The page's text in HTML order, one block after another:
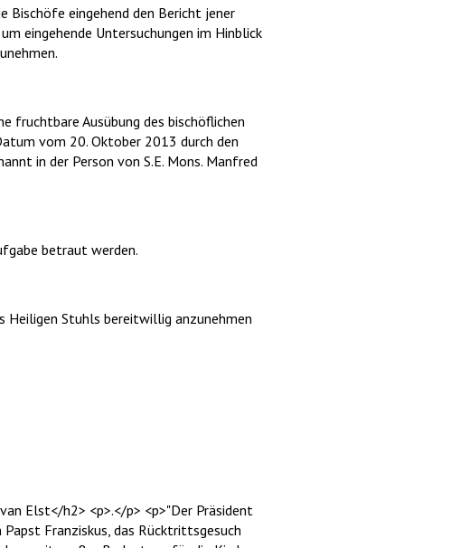
Bischöfe eingehend den Bericht jener
eingehende Untersuchungen im Hinblick
fruchtbare Ausübung des bischöflichen
vom 20. Oktober 2013 durch den
in der Person von S.E. Mons. Manfred
betraut werden.
Heiligen Stuhls bereitwillig anzunehmen
Elst</h2> <p>.</p> <p>"Der Präsident
Franziskus, das Rücktrittsgesuch